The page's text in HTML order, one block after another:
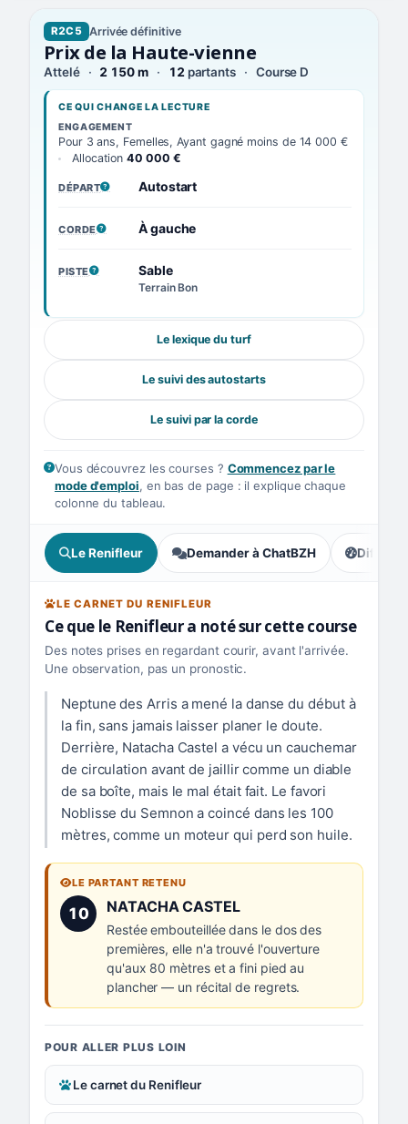
R2C5 Arrivée définitive
Prix de la Haute-vienne
Attelé 2 150 m 12 partants Course D
CE QUI CHANGE LA LECTURE
ENGAGEMENT
Pour 3 ans, Femelles, Ayant gagné moins de 14 000 €
Allocation40 000 €
DÉPART
, VOIR LA DÉFINITIONAutostart
CORDE
, VOIR LA DÉFINITION
À gauche
PISTE
, VOIR LA DÉFINITION
Sable
Terrain Bon
Le lexique du turf
Le suivi des autostarts
Le suivi par la corde
Vous découvrez les courses ? Commencez par le
mode d'emploi, en bas de page : il explique chaque
colonne du tableau.
Le Renifleur Demander à ChatBZH ,
LE CARNET DU RENIFLEUR
Ce que le Renifleur a noté sur cette course
Des notes prises en regardant courir, avant l'arrivée.
Une observation, pas un pronostic.
Neptune des Arris a mené la danse du début à
la fin, sans jamais laisser planer le doute.
Derrière, Natacha Castel a vécu un cauchemar
de circulation avant de jaillir comme un diable
de sa boîte, mais le mal était fait. Le favori
Noblisse du Semnon a coincé dans les 100
mètres, comme un moteur qui perd son huile.
LE PARTANT RETENU
10 Numéro 10 :
NATACHA CASTEL
Restée embouteillée dans le dos des
premières, elle n'a trouvé l'ouverture
qu'aux 80 mètres et a fini pied au
plancher — un récital de regrets.
POUR ALLER PLUS LOIN
Le carnet du Renifleur